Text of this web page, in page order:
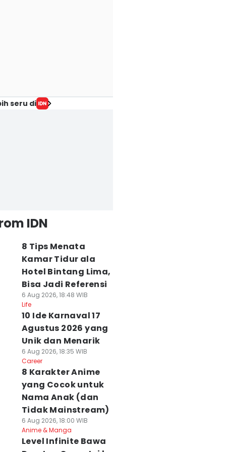
seru di
IDN
8 Tips Menata
Kamar Tidur ala
Hotel Bintang Lima,
Bisa Jadi Referensi
6 Aug 2026, 18:48 WIB
Life
10 Ide Karnaval 17
Agustus 2026 yang
Unik dan Menarik
6 Aug 2026, 18:35 WIB
Career
8 Karakter Anime
yang Cocok untuk
Nama Anak (dan
Tidak Mainstream)
6 Aug 2026, 18:00 WIB
Anime & Manga
Level Infinite Bawa